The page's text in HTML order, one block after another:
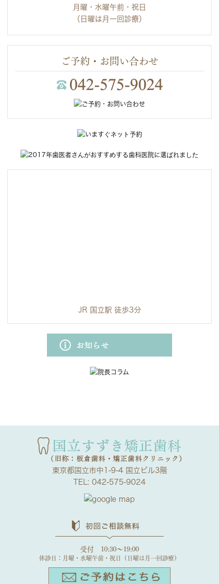
月曜・水曜午前・祝日
（日曜は月一回診療）
ご予約・お問い合わせ
JR 国立駅 徒歩3分
東京都国立市中1-9-4 国立ビル3階
TEL: 042-575-9024
受付 10:30～19:00
休診日：月曜・水曜午前・祝日（日曜は月一回診療）